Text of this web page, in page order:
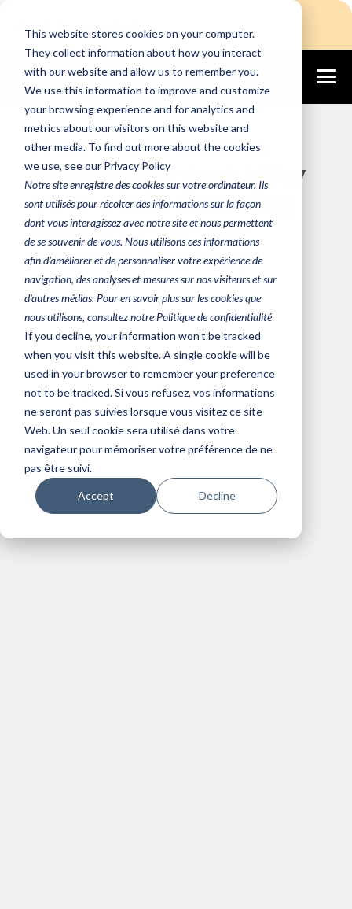
This website stores cookies on your computer.
They collect information about how you interact
with our website and allow us to remember you.
We use this information to improve and customize
your browsing experience and for analytics and
metrics about our visitors on this website and
other media. To find out more about the cookies
we use, see our Privacy Policy
Notre site enregistre des cookies sur votre ordinateur. Ils
sont utilisés pour récolter des informations sur la façon
dont vous interagissez avec notre site et nous permettent
de se souvenir de vous. Nous utilisons ces informations
afin d'améliorer et de personnaliser votre expérience de
navigation, des analyses et mesures sur nos visiteurs et sur
d'autres médias. Pour en savoir plus sur les cookies que
nous utilisons, consultez notre Politique de confidentialité
If you decline, your information won’t be tracked
when you visit this website. A single cookie will be
used in your browser to remember your preference
not to be tracked. Si vous refusez, vos informations
ne seront pas suivies lorsque vous visitez ce site
Web. Un seul cookie sera utilisé dans votre
navigateur pour mémoriser votre préférence de ne
pas être suivi.
Accept Decline
December 2, 2025
From Fixed Cost to
Flexible Control: Why
Your Citrix Licensing
Needs a Pay-As-
You-Go Strategy
Team Altanora
Cloud Citrix VDI
Managed Services